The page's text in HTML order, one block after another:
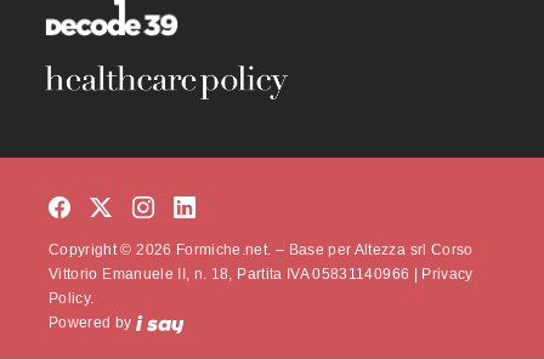
Copyright © 2026 Formiche.net. – Base per Altezza srl Corso
Vittorio Emanuele II, n. 18, Partita IVA 05831140966 |
Privacy
Policy.
Powered by